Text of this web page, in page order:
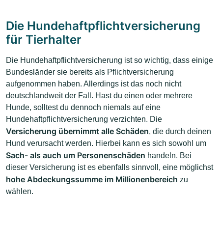
Die Hundehaftpflichtversicherung
für Tierhalter
Die Hundehaftpflichtversicherung ist so wichtig, dass einige
Bundesländer sie bereits als Pflichtversicherung
aufgenommen haben. Allerdings ist das noch nicht
deutschlandweit der Fall. Hast du einen oder mehrere
Hunde, solltest du dennoch niemals auf eine
Hundehaftpflichtversicherung verzichten. Die
Versicherung übernimmt alle Schäden, die durch deinen
Hund verursacht werden. Hierbei kann es sich sowohl um
Sach- als auch um Personenschäden handeln. Bei
dieser Versicherung ist es ebenfalls sinnvoll, eine möglichst
hohe Abdeckungssumme im Millionenbereich zu
wählen.